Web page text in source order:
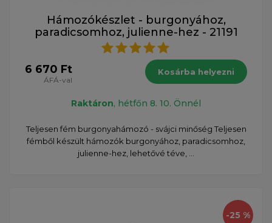
Hámozókészlet - burgonyához,
paradicsomhoz, julienne-hez - 21191
6 670 Ft
ÁFÁ-val
Kosárba helyezni
Raktáron, hétfőn 8. 10. Önnél
Teljesen fém burgonyahámozó - svájci minőség Teljesen
fémből készült hámozók burgonyához, paradicsomhoz,
julienne-hez, lehetővé téve, ...
-25 %